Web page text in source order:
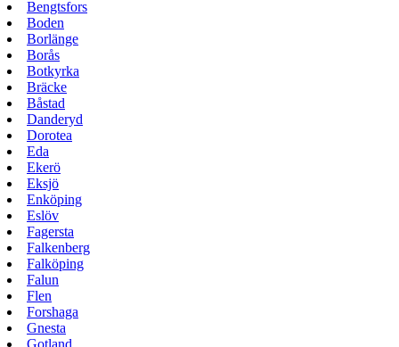
Bengtsfors
Boden
Borlänge
Borås
Botkyrka
Bräcke
Båstad
Danderyd
Dorotea
Eda
Ekerö
Eksjö
Enköping
Eslöv
Fagersta
Falkenberg
Falköping
Falun
Flen
Forshaga
Gnesta
Gotland